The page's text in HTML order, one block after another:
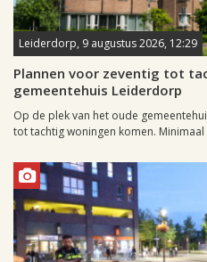
Leiderdorp, 9 augustus 2026, 12:29
Plannen voor zeventig tot
gemeentehuis Leiderdorp
Op de plek van het oude
tot tachtig woningen komen. Minimaal